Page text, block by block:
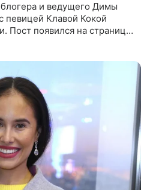
и ведущего Димы
певицей Клавой Кокой
Пост появился на странице